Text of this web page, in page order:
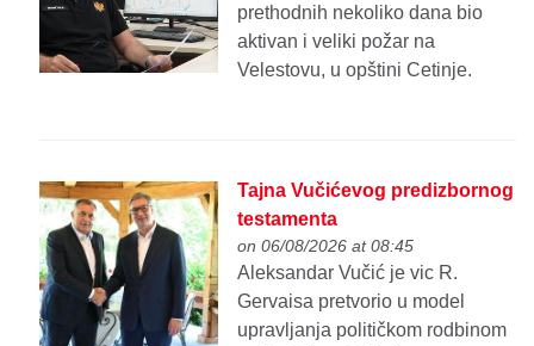
prethodnih nekoliko dana bio
aktivan i veliki požar na
Velestovu, u opštini Cetinje.
Tajna Vučićevog predizbornog
testamenta
on 06/08/2026 at 08:45
Aleksandar Vučić je vic R.
Gervaisa pretvorio u model
upravljanja političkom rodbinom